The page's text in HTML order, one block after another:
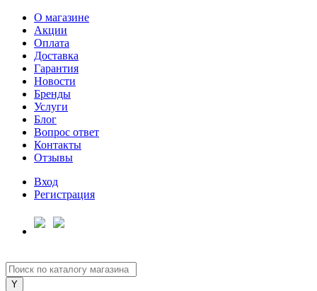
О магазине
Акции
Оплата
Доставка
Гарантия
Новости
Бренды
Услуги
Блог
Вопрос ответ
Контакты
Отзывы
Вход
Регистрация
Для клиентов всех банков
Разбейте
оплатуна части
без переплат
График платежей
Сегодня
25%